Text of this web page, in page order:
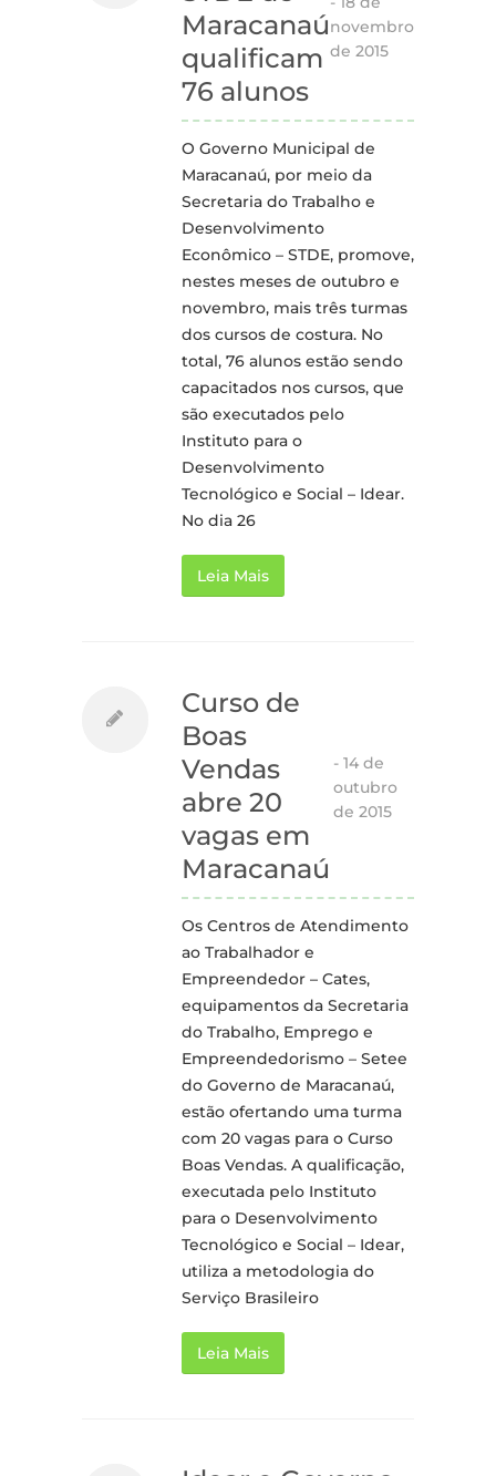
Maracanaú
qualificam
76 alunos
novembro
de 2015
O Governo Municipal de
Maracanaú, por meio da
Secretaria do Trabalho e
Desenvolvimento
Econômico – STDE, promove,
nestes meses de outubro e
novembro, mais três turmas
dos cursos de costura. No
total, 76 alunos estão sendo
capacitados nos cursos, que
são executados pelo
Instituto para o
Desenvolvimento
Tecnológico e Social – Idear.
No dia 26
Leia Mais
Curso de
Boas
Vendas
abre 20
vagas em
Maracanaú
- 14 de
outubro
de 2015
Os Centros de Atendimento
ao Trabalhador e
Empreendedor – Cates,
equipamentos da Secretaria
do Trabalho, Emprego e
Empreendedorismo – Setee
do Governo de Maracanaú,
estão ofertando uma turma
com 20 vagas para o Curso
Boas Vendas. A qualificação,
executada pelo Instituto
para o Desenvolvimento
Tecnológico e Social – Idear,
utiliza a metodologia do
Serviço Brasileiro
Leia Mais